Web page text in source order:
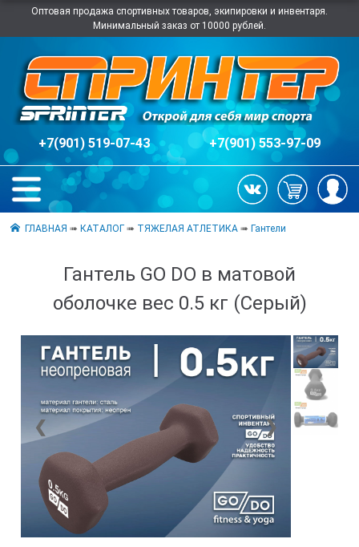
Оптовая продажа спортивных товаров, экипировки и инвентаря.
Минимальный заказ от 10000 рублей.
+7(901) 519-07-43 +7(901) 553-97-09
ГЛАВНАЯ ➠КАТАЛОГ ➠ ТЯЖЕЛАЯ АТЛЕТИКА ➠Гантели
Гантель GO DO в матовой
оболочке вес 0.5 кг (Серый)
❮ ❯